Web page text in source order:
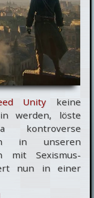
Unity keine
werden, löste
kontroverse
in unseren
mit Sexismus-
nun in einer